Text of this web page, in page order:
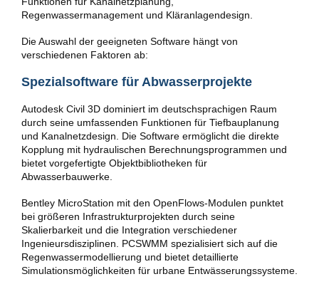
Regenwassermanagement und Kläranlagendesign.
Die Auswahl der geeigneten Software hängt von
verschiedenen Faktoren ab:
Spezialsoftware für Abwasserprojekte
Autodesk Civil 3D dominiert im deutschsprachigen Raum
durch seine umfassenden Funktionen für Tiefbauplanung
und Kanalnetzdesign. Die Software ermöglicht die direkte
Kopplung mit hydraulischen Berechnungsprogrammen und
bietet vorgefertigte Objektbibliotheken für
Abwasserbauwerke.
Bentley MicroStation mit den OpenFlows-Modulen punktet
bei größeren Infrastrukturprojekten durch seine
Skalierbarkeit und die Integration verschiedener
Ingenieursdisziplinen. PCSWMM spezialisiert sich auf die
Regenwassermodellierung und bietet detaillierte
Simulationsmöglichkeiten für urbane Entwässerungssysteme.